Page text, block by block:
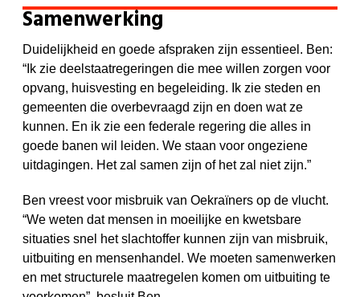
Samenwerking
Duidelijkheid en goede afspraken zijn essentieel. Ben:
“Ik zie deelstaatregeringen die mee willen zorgen voor
opvang, huisvesting en begeleiding. Ik zie steden en
gemeenten die overbevraagd zijn en doen wat ze
kunnen. En ik zie een federale regering die alles in
goede banen wil leiden. We staan voor ongeziene
uitdagingen. Het zal samen zijn of het zal niet zijn.”
Ben vreest voor misbruik van Oekraïners op de vlucht.
“We weten dat mensen in moeilijke en kwetsbare
situaties snel het slachtoffer kunnen zijn van misbruik,
uitbuiting en mensenhandel. We moeten samenwerken
en met structurele maatregelen komen om uitbuiting te